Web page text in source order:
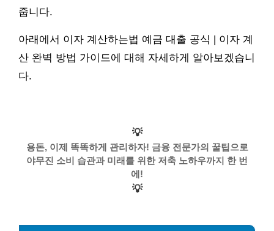
줍니다.
아래에서 이자 계산하는법 예금 대출 공식 | 이자 계
산 완벽 방법 가이드에 대해 자세하게 알아보겠습니
다.
💡
용돈, 이제 똑똑하게 관리하자! 금융 전문가의 꿀팁으로
야무진 소비 습관과 미래를 위한 저축 노하우까지 한 번
에!
💡